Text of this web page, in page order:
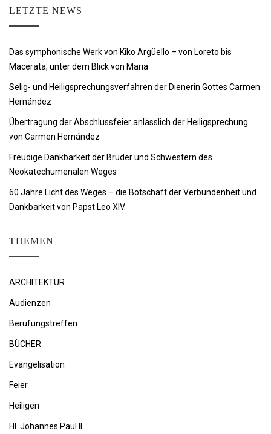
LETZTE NEWS
Das symphonische Werk von Kiko Argüello – von Loreto bis
Macerata, unter dem Blick von Maria
Selig- und Heiligsprechungsverfahren der Dienerin Gottes Carmen
Hernández
Übertragung der Abschlussfeier anlässlich der Heiligsprechung
von Carmen Hernández
Freudige Dankbarkeit der Brüder und Schwestern des
Neokatechumenalen Weges
60 Jahre Licht des Weges – die Botschaft der Verbundenheit und
Dankbarkeit von Papst Leo XIV.
THEMEN
ARCHITEKTUR
Audienzen
Berufungstreffen
BÜCHER
Evangelisation
Feier
Heiligen
Hl. Johannes Paul II.